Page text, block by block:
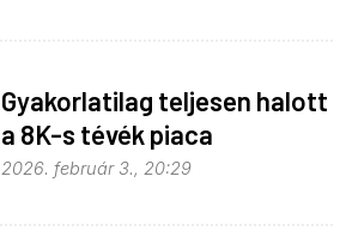
Gyakorlatilag teljesen halott
a 8K-s tévék piaca
2026. február 3., 20:29